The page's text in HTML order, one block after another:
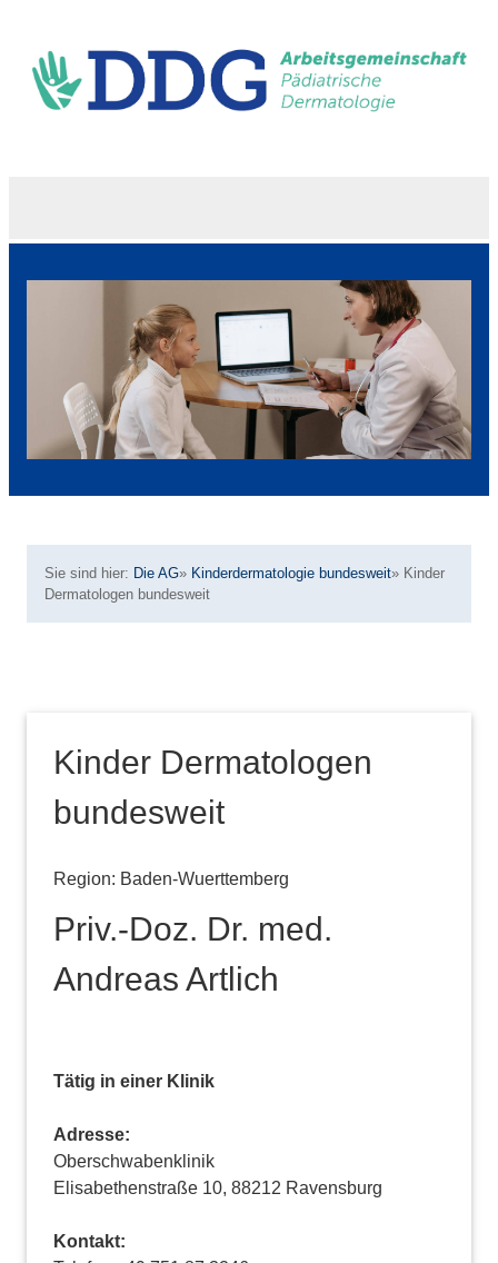
Sie sind hier: Die AG» Kinderdermatologie bundesweit» Kinder
Dermatologen bundesweit
Kinder Dermatologen
bundesweit
Region: Baden-Wuerttemberg
Priv.-Doz. Dr. med.
Andreas Artlich
Tätig in einer Klinik
Adresse:
Oberschwabenklinik
Elisabethenstraße 10, 88212 Ravensburg
Kontakt: